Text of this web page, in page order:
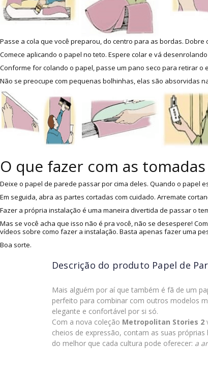
Passe a cola que você preparou, do centro para as bordas. Dobre
Comece aplicando o papel no teto. Espere colar e vá
Conforme for colando o papel, passe um pano seco para retirar o
Não se preocupe com pequenas bolhinhas, elas são absorvidas
O que fazer com as
Deixe o papel de parede passar por cima deles. Quando o papel
Em seguida, abra as partes cortadas com cuidado. Arremate
Fazer a própria instalação é uma maneira divertida de passar o
Mas se você acha que isso não é pra você, não se desespere!
vídeos sobre como fazer a instalação. Basta apenas fazer uma
Boa sorte.
Descrição do produto Papel de
Mais alguém por aí que também é fã de um
perfeito para combinar com outros modelos
elegante e confortável por si só.
Com a nova coleção Metropolitan Stories 2
cheios de expressão, contam as suas
do melhor que cada cultura pode oferecer: a